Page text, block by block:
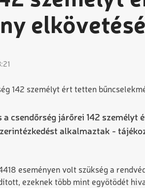
csendőrség járőrei 142 személyt
alkalmaztak -
eseményen volt szükség a
ezeknek több mint egyötödét